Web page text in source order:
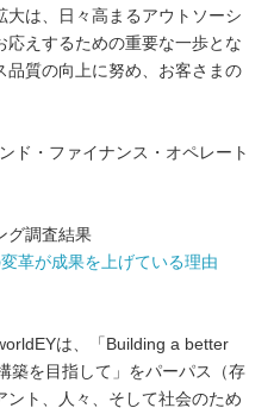
大は、日々高まるアウトソーシ
応えするための重要な一歩とな
品質の向上に努め、お客さまの
ド・ファイナンス・オペレート
グ調査結果
革が成果を上げている理由
は、「Building a better
築を目指して」をパーパス（存
ト、人々、そして社会のため